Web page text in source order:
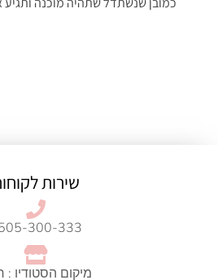
שירות
300-333
מיקום הסטודיו :